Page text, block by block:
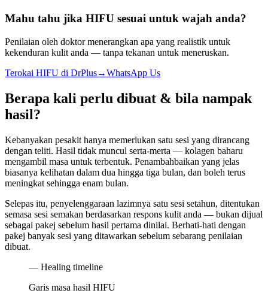
Mahu tahu jika HIFU sesuai untuk wajah anda?
Penilaian oleh doktor menerangkan apa yang realistik untuk
kekenduran kulit anda — tanpa tekanan untuk meneruskan.
Terokai HIFU di DrPlus→WhatsApp Us
Berapa kali perlu dibuat & bila nampak
hasil?
Kebanyakan pesakit hanya memerlukan satu sesi yang dirancang
dengan teliti. Hasil tidak muncul serta-merta — kolagen baharu
mengambil masa untuk terbentuk. Penambahbaikan yang jelas
biasanya kelihatan dalam dua hingga tiga bulan, dan boleh terus
meningkat sehingga enam bulan.
Selepas itu, penyelenggaraan lazimnya satu sesi setahun, ditentukan
semasa sesi semakan berdasarkan respons kulit anda — bukan dijual
sebagai pakej sebelum hasil pertama dinilai. Berhati-hati dengan
pakej banyak sesi yang ditawarkan sebelum sebarang penilaian
dibuat.
— Healing timeline
Garis masa hasil HIFU